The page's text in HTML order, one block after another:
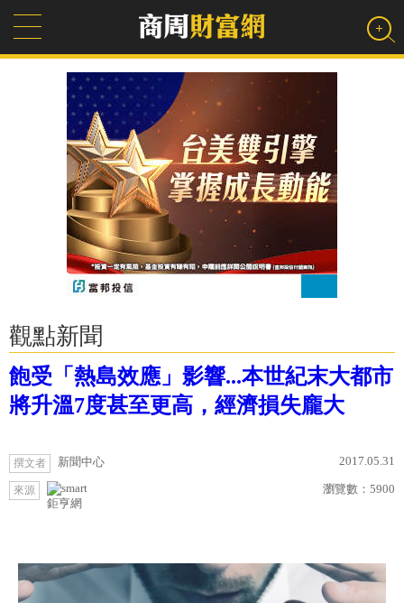
觀點新聞
飽受「熱島效應」影響...本世紀末大都市
將升溫7度甚至更高，經濟損失龐大
撰文者 新聞中心 2017.05.31
來源
鉅亨網
瀏覽數： 5900